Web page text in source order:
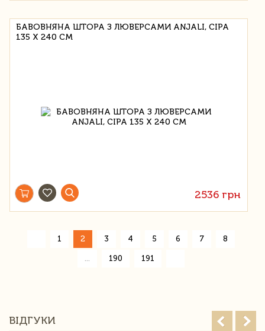
БАВОВНЯНА ШТОРА З ЛЮВЕРСАМИ ANJALI, СІРА
135 Х 240 СМ
2536 грн
1 2 3 4 5 6 7 8
190 191
ВІДГУКИ